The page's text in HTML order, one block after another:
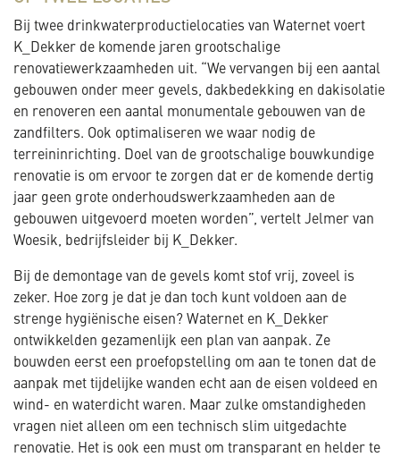
Bij twee drinkwaterproductielocaties van Waternet voert
K_Dekker de komende jaren grootschalige
renovatiewerkzaamheden uit. “We vervangen bij een aantal
gebouwen onder meer gevels, dakbedekking en dakisolatie
en renoveren een aantal monumentale gebouwen van de
zandfilters. Ook optimaliseren we waar nodig de
terreininrichting. Doel van de grootschalige bouwkundige
renovatie is om ervoor te zorgen dat er de komende dertig
jaar geen grote onderhoudswerkzaamheden aan de
gebouwen uitgevoerd moeten worden”, vertelt Jelmer van
Woesik, bedrijfsleider bij K_Dekker.
Bij de demontage van de gevels komt stof vrij, zoveel is
zeker. Hoe zorg je dat je dan toch kunt voldoen aan de
strenge hygiënische eisen? Waternet en K_Dekker
ontwikkelden gezamenlijk een plan van aanpak. Ze
bouwden eerst een proefopstelling om aan te tonen dat de
aanpak met tijdelijke wanden echt aan de eisen voldeed en
wind- en waterdicht waren. Maar zulke omstandigheden
vragen niet alleen om een technisch slim uitgedachte
renovatie. Het is ook een must om transparant en helder te